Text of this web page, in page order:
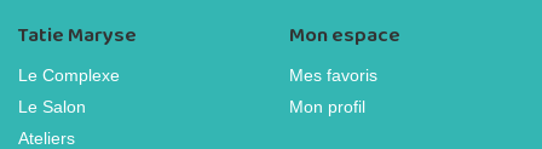
Tatie Maryse
Le Complexe
Le Salon
Ateliers
Mon espace
Mes favoris
Mon profil